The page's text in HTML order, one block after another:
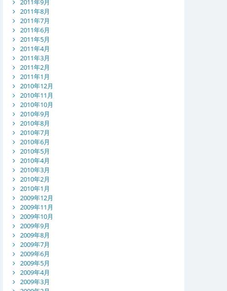
2011年8月
2011年7月
2011年6月
2011年5月
2011年4月
2011年3月
2011年2月
2011年1月
2010年12月
2010年11月
2010年10月
2010年9月
2010年8月
2010年7月
2010年6月
2010年5月
2010年4月
2010年3月
2010年2月
2010年1月
2009年12月
2009年11月
2009年10月
2009年9月
2009年8月
2009年7月
2009年6月
2009年5月
2009年4月
2009年3月